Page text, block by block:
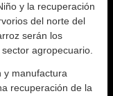
y la recuperación
del norte del
serán los
agropecuario.
y manufactura
recuperación de la